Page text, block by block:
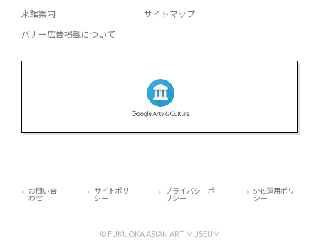
来館案内
バナー広告掲載について
サイトマップ
© FUKUOKA ASIAN ART MUSEUM
お問い合
わせ
サイトポリ
シー
プライバシーポ
リシー
SNS運用ポリ
シー